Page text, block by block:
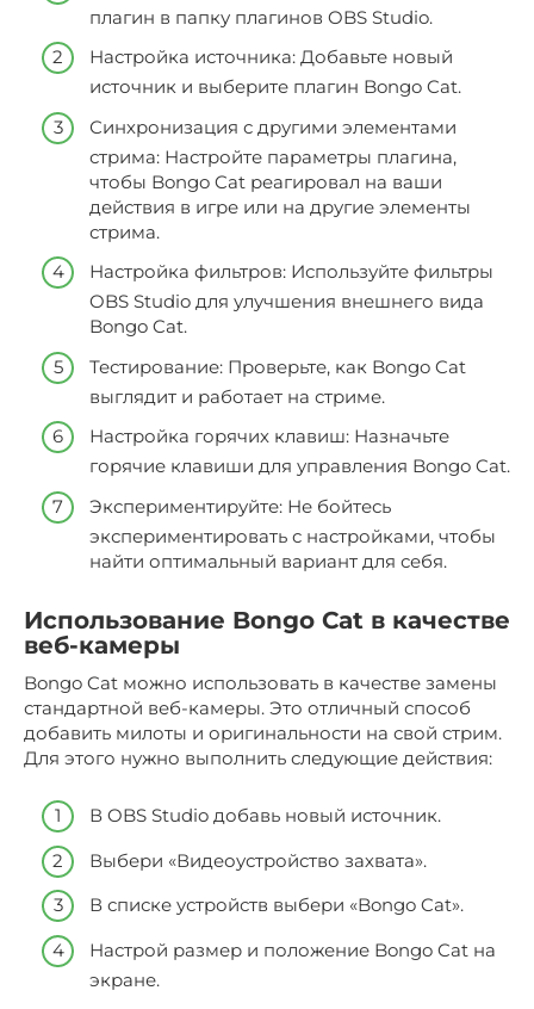
плагин в папку плагинов OBS Studio.
Настройка источника: Добавьте новый
источник и выберите плагин Bongo Cat.
Синхронизация с другими элементами
стрима: Настройте параметры плагина,
чтобы Bongo Cat реагировал на ваши
действия в игре или на другие элементы
стрима.
Настройка фильтров: Используйте фильтры
OBS Studio для улучшения внешнего вида
Bongo Cat.
Тестирование: Проверьте, как Bongo Cat
выглядит и работает на стриме.
Настройка горячих клавиш: Назначьте
горячие клавиши для управления Bongo Cat.
Экспериментируйте: Не бойтесь
экспериментировать с настройками, чтобы
найти оптимальный вариант для себя.
Использование Bongo Cat в качестве
веб-камеры
Bongo Cat можно использовать в качестве замены
стандартной веб-камеры. Это отличный способ
добавить милоты и оригинальности на свой стрим.
Для этого нужно выполнить следующие действия:
В OBS Studio добавь новый источник.
Выбери «Видеоустройство захвата».
В списке устройств выбери «Bongo Cat».
Настрой размер и положение Bongo Cat на
экране.